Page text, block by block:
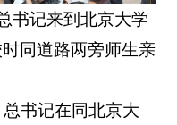
书记来到北京大学
同道路两旁师生亲
书记在同北京大